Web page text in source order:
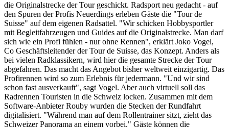
die Originalstrecke der Tour geschickt. Radsport neu gedacht - auf
den Spuren der Profis Neuerdings erleben Gäste die "Tour de
Suisse" auf dem eigenen Radsattel. "Wir schicken Hobbysportler
mit Begleitfahrzeugen und Guides auf die Originalstrecke. Man darf
sich wie ein Profi fühlen - nur ohne Rennen", erklärt Joko Vogel,
Co Geschäftsleitender der Tour de Suisse, das Konzept. Anders als
bei vielen Radklassikern, wird hier die gesamte Strecke der Tour
abgefahren. Das macht das Angebot bisher weltweit einzigartig. Das
Profirennen wird so zum Erlebnis für jedermann. "Und wir sind
schon fast ausverkauft", sagt Vogel. Aber auch virtuell soll das
Radrennen Touristen in die Schweiz locken. Zusammen mit dem
Software-Anbieter Rouby wurden die Stecken der Rundfahrt
digitalisiert. "Während man auf dem Rollentrainer sitzt, zieht das
Schweizer Panorama an einem vorbei." Gäste können die